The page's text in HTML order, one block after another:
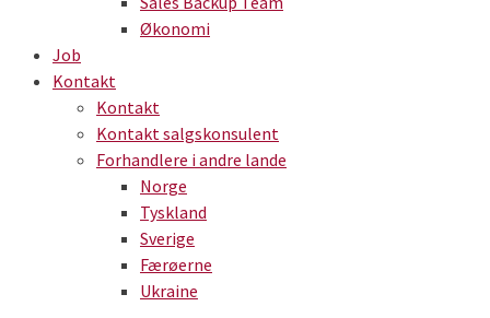
Økonomi
Job
Kontakt
Kontakt
Kontakt salgskonsulent
Forhandlere i andre lande
Norge
Tyskland
Sverige
Færøerne
Ukraine